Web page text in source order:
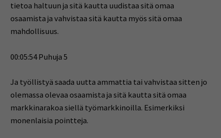
tietoa haltuun ja sitä kautta uudistaa sitä omaa
osaamista ja vahvistaa sitä kautta myös sitä omaa
mahdollisuus.
00:05:54 Puhuja 5
Ja työllistyä saada uutta ammattia tai vahvistaa sitten jo
olemassa olevaa osaamista ja sitä kautta sitä omaa
markkinarakoa siellä työmarkkinoilla. Esimerkiksi
monenlaisia pointteja.